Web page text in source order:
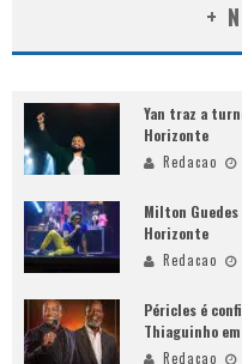
+
Yan traz a
Horizonte
Redacao
Milton
Horizonte
Redacao
Péricles é
Thiaguinho
Redacao